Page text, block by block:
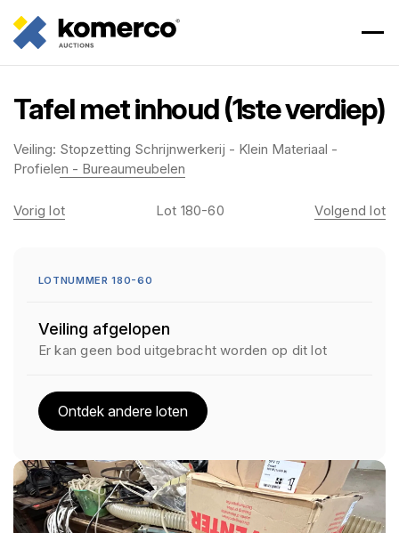
Tafel met inhoud (1ste verdiep)
Veiling: Stopzetting Schrijnwerkerij - Klein Materiaal -
Profielen - Bureaumeubelen
Vorig lot Lot 180-60 Volgend lot
LOTNUMMER 180-60
Veiling afgelopen
Er kan geen bod uitgebracht worden op dit lot
Ontdek andere loten